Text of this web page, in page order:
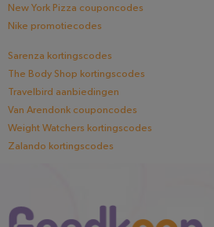
New York Pizza couponcodes
Nike promotiecodes
Sarenza kortingscodes
The Body Shop kortingscodes
Travelbird aanbiedingen
Van Arendonk couponcodes
Weight Watchers kortingscodes
Zalando kortingscodes